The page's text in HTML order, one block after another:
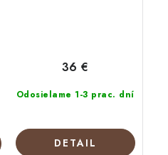
Odosielame 1-3 prac. dní
36 €
DETAIL